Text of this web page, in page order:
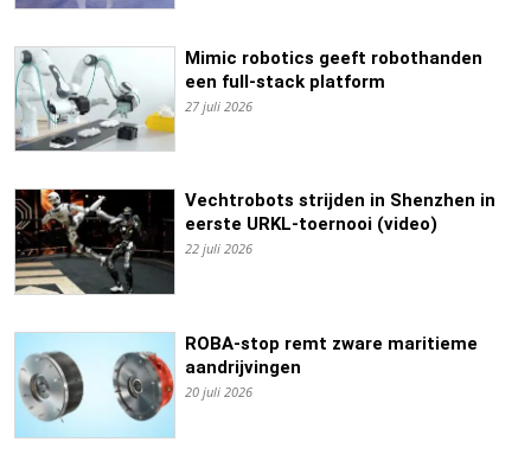
Mimic robotics geeft robothanden
een full-stack platform
27 juli 2026
Vechtrobots strijden in Shenzhen in
eerste URKL-toernooi (video)
22 juli 2026
ROBA-stop remt zware maritieme
aandrijvingen
20 juli 2026